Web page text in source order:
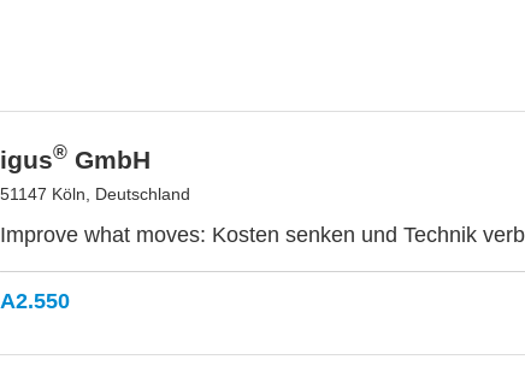
igus® GmbH
51147 Köln, Deutschland
Improve what moves: Kosten senken und Technik
A2.550